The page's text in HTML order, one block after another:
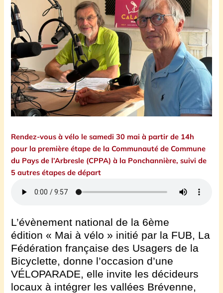
Rendez-vous à vélo le samedi 30 mai à partir de 14h
pour la première étape de la Communauté de Commune
du Pays de l’Arbresle (CPPA) à la Ponchannière, suivi de
5 autres étapes de départ
L’évènement national de la 6ème
édition « Mai à vélo » initié par la FUB, La
Fédération française des Usagers de la
Bicyclette, donne l’occasion d’une
VÉLOPARADE, elle invite les décideurs
locaux à intégrer les vallées Brévenne,